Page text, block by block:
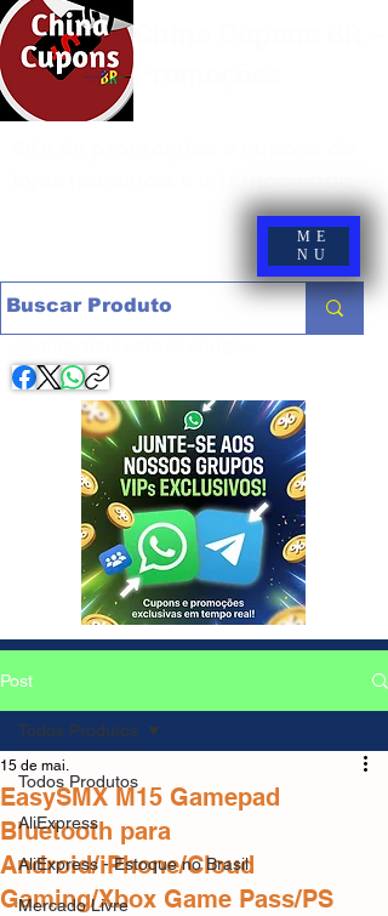
ME
NU
Post
Todos Produtos
AliExpress
AliExpress - Estoque no Brasil
Mercado Livre
Todos Produtos
EasySMX M15 Gamepad
Bluetooth para
Android/iPhone/Cloud
Gaming/Xbox Game Pass/PS
15 de mai.